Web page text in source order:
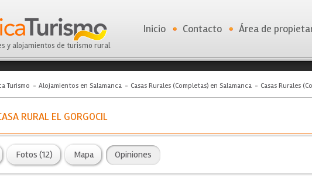
y alojamientos de turismo rural
Inicio Contacto Área de
Turismo Alojamientos en Salamanca Casas Rurales (Completas) en Salamanca Casas Rurales
RURAL EL GORGOCIL
Fotos (12) Mapa Opiniones